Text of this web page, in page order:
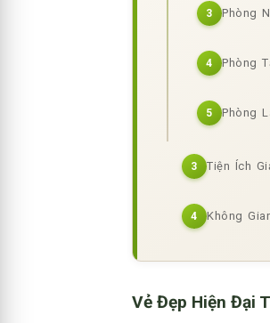
3 Phòng
4 Phòng
5 Phòng
3 Tiện Ích
4 Không
Vẻ Đẹp Hiện Đại